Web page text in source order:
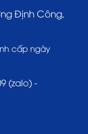
Định Công,
cấp ngày
(zalo) -